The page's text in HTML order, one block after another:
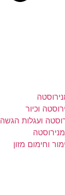
וכיור
ועגלות הגשה
וחימום מזון